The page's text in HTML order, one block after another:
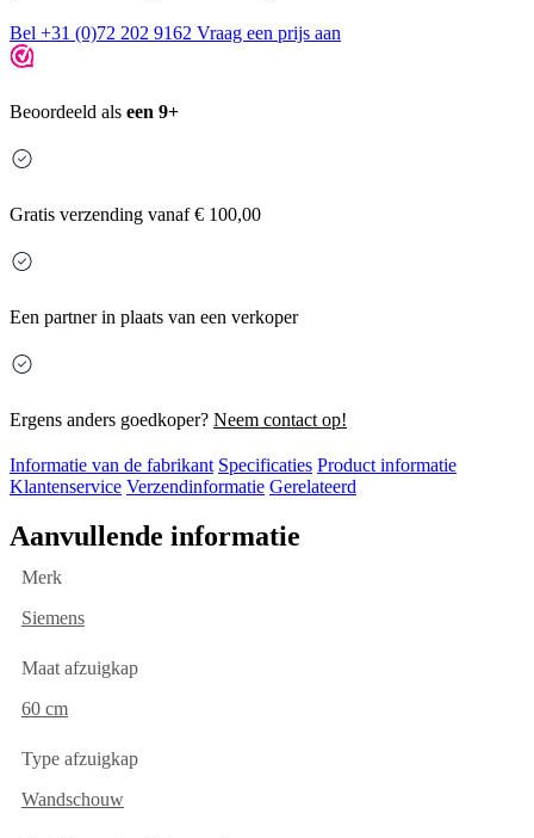
Bel +31 (0)72 202 9162 Vraag een prijs aan
Beoordeeld als een 9+
Gratis verzending vanaf € 100,00
Een partner in plaats van een verkoper
Ergens anders goedkoper? Neem contact op!
Informatie van de fabrikant Specificaties Product informatie
Klantenservice Verzendinformatie Gerelateerd
Aanvullende informatie
Merk
Siemens
Maat afzuigkap
60 cm
Type afzuigkap
Wandschouw